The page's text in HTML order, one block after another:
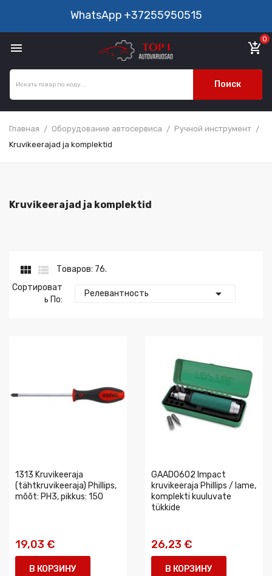
WhatsApp +37255950515
 add_shopping_cart
0
Поиск
Главная Оборудование автосервиса
Ручной инструмент
Kruvikeerajad ja komplektid
Kruvikeerajad ja komplektid
 
Товаров: 76.
Сортироват
Ь По:
Релевантность 
1313 Kruvikeeraja
(tähtkruvikeeraja) Phillips,
mõõt: PH3, pikkus: 150
19,03 €
В КОРЗИНУ
GAAD0602 Impact
kruvikeeraja Phillips / lame,
komplekti kuuluvate
tükkide
26,23 €
В КОРЗИНУ